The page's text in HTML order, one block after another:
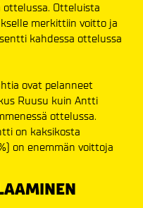
ottelussa. Otteluista
merkittiin voitto ja
kahdessa ottelussa
ovat pelanneet
Ruusu kuin Antti
ottelussa.
on kaksikosta
on enemmän voittoja